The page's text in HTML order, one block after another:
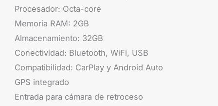
Procesador: Octa-core
Memoria RAM: 2GB
Almacenamiento: 32GB
Conectividad: Bluetooth, WiFi, USB
Compatibilidad: CarPlay y Android Auto
GPS integrado
Entrada para cámara de retroceso